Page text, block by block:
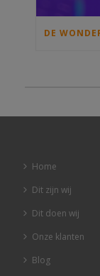
DE
Home
Dit zijn wij
Dit doen wij
Onze klanten
Blog